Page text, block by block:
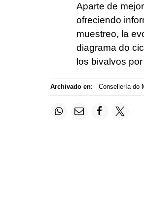
Aparte de
ofreciendo
muestreo, la
diagrama do
los bivalvos
Archivado en: Consellería do